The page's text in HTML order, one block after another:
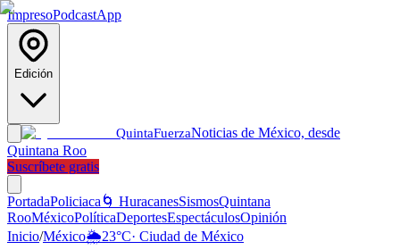
ImpresoPodcastApp
Edición
QuintaFuerzaNoticias de México, desde
Quintana Roo
Suscríbete gratis
PortadaPoliciaca 🌀 HuracanesSismosQuintana
RooMéxicoPolíticaDeportesEspectáculosOpinión
Inicio/México🌦️23°C· Ciudad de México